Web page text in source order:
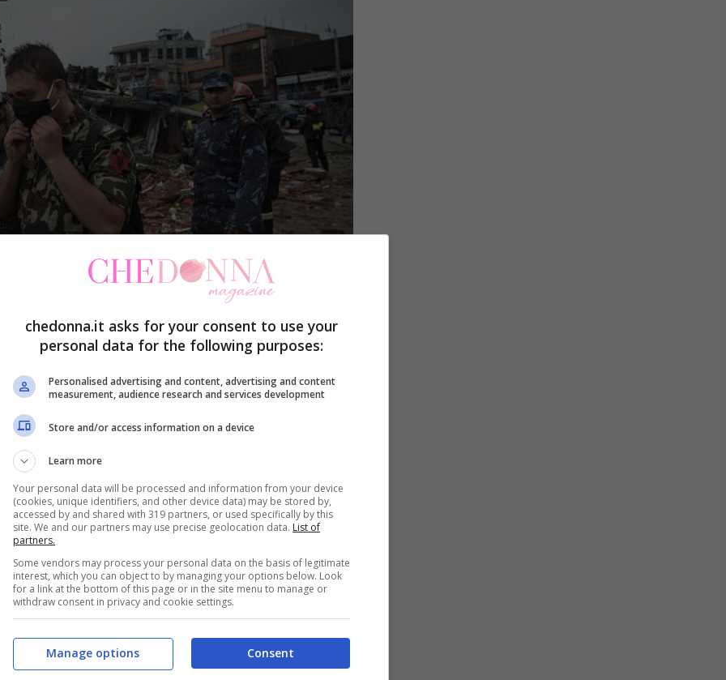
a salire e lo stesso premier nepalese,Sushil
salire fino a 10 mila. LeNazioni Unite
che sono state colpite dal sisma di cui
spostato la capitale Kathmandu
di diversi metri
sarebbe rimasta invariata secondo i primi
locali.
in quanto in Nepal sono deceduti quattro
,Oskar PiazzaeGigliola Mancinellie vi
Il ministero degli esteri italiano ha riferito
corso della nottata, che però secondo quanto
chedonna.it asks for your consent to use your
personal data for the following purposes:
Personalised advertising and content, advertising and content
measurement, audience research and services development
Store and/or access information on a device
Learn more
Your personal data will be processed and information from your device
(cookies, unique identifiers, and other device data) may be stored by,
accessed by and shared with 319 partners, or used specifically by this
site. We and our partners may use precise geolocation data. List of
partners.
Some vendors may process your personal data on the basis of legitimate
interest, which you can object to by managing your options below. Look
for a link at the bottom of this page or in the site menu to manage or
withdraw consent in privacy and cookie settings.
Consent
Manage options